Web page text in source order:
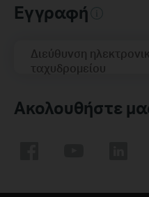
Εγγραφή
Διεύθυνση
ταχυδρομείου
Ακολουθήστε